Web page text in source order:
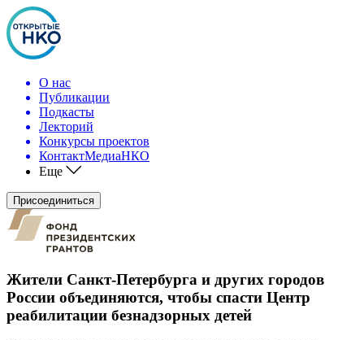
О нас
Публикации
Подкасты
Лекторий
Конкурсы проектов
КонтактМедиаНКО
Еще
Присоединиться
Жители Санкт-Петербурга и других городов
России объединяются, чтобы спасти Центр
реабилитации безнадзорных детей